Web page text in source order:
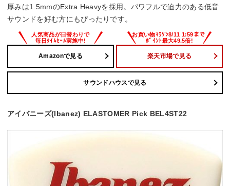
厚みは1.5mmのExtra Heavyを採用。パワフルで迫力のある低音
サウンドを好む方にもぴったりです。
Amazonで見る 楽天市場で見る
サウンドハウスで見る
アイバニーズ(Ibanez) ELASTOMER Pick BEL4ST22